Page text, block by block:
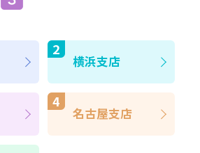
横浜支店
名古屋支店